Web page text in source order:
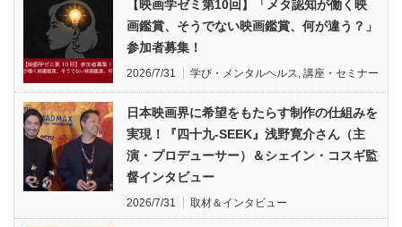
【映画学ゼミ第10回】「メタ認知が働く映
画鑑賞、そうでない映画鑑賞、何が違う？」
参加者募集！
2026/7/31 学び・メンタルヘルス 講座・セミナー
日本映画界に希望をもたらす制作の仕組みを
実現！『四十九-SEEK』浅野寛介さん（主
演・プロデューサー）＆シェイン・コスギ監
督インタビュー
2026/7/31 取材＆インタビュー